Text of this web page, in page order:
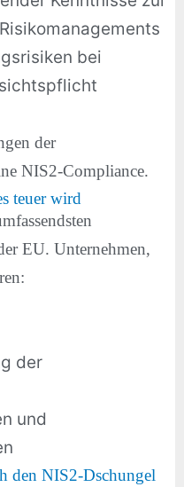
bei
der
NIS2-Compliance.
teuer wird
EU. Unternehmen,
der
und
den NIS2-Dschungel